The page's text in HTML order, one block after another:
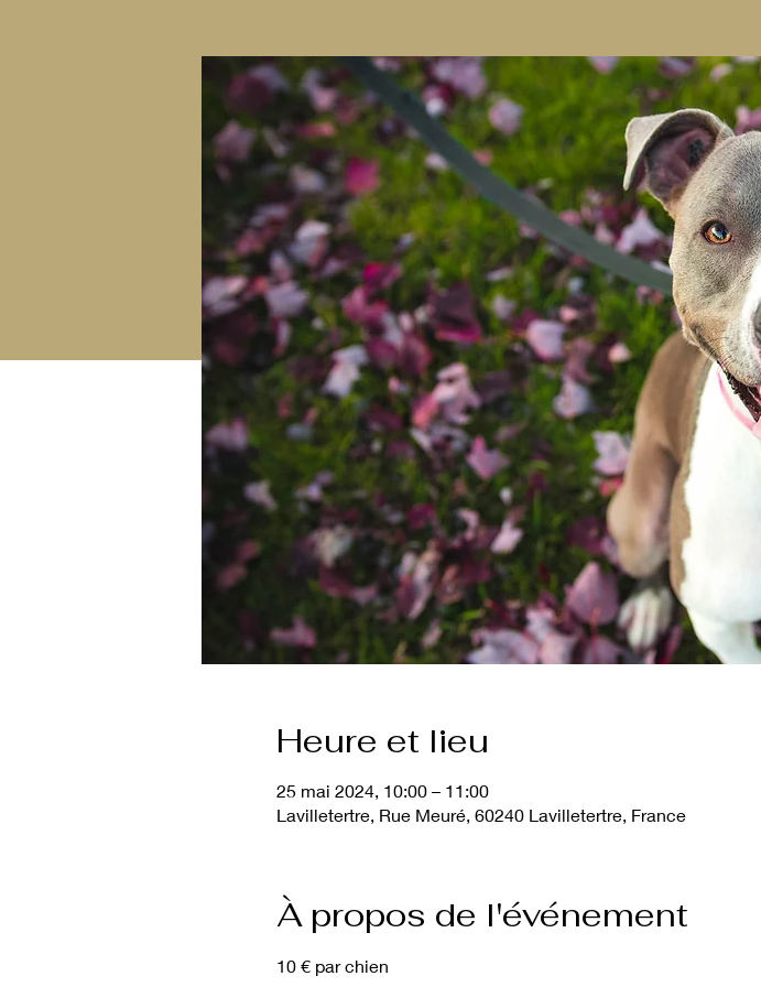
Heure et lieu
25 mai 2024, 10:00 – 11:00
Lavilletertre, Rue Meuré, 60240 Lavilletertre, France
À propos de l'événement
10 € par chien